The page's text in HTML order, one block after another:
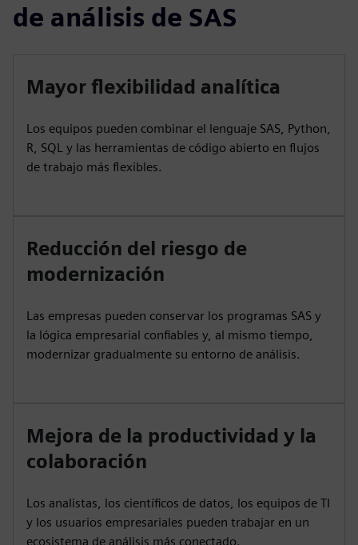
de análisis de SAS
Mayor flexibilidad analítica
Los equipos pueden combinar el lenguaje SAS, Python,
R, SQL y las herramientas de código abierto en flujos
de trabajo más flexibles.
Reducción del riesgo de
modernización
Las empresas pueden conservar los programas SAS y
la lógica empresarial confiables y, al mismo tiempo,
modernizar gradualmente su entorno de análisis.
Mejora de la productividad y la
colaboración
Los analistas, los científicos de datos, los equipos de TI
y los usuarios empresariales pueden trabajar en un
ecosistema de análisis más conectado.